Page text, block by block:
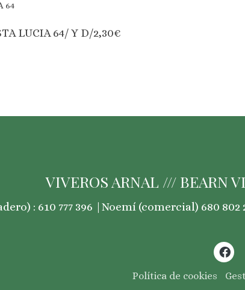
64
LUCIA 64/ Y D/2,30€
VIVEROS ARNAL /// BEARN
: 610 777 396 |Noemí (comercial) 680 802
Política de cookies